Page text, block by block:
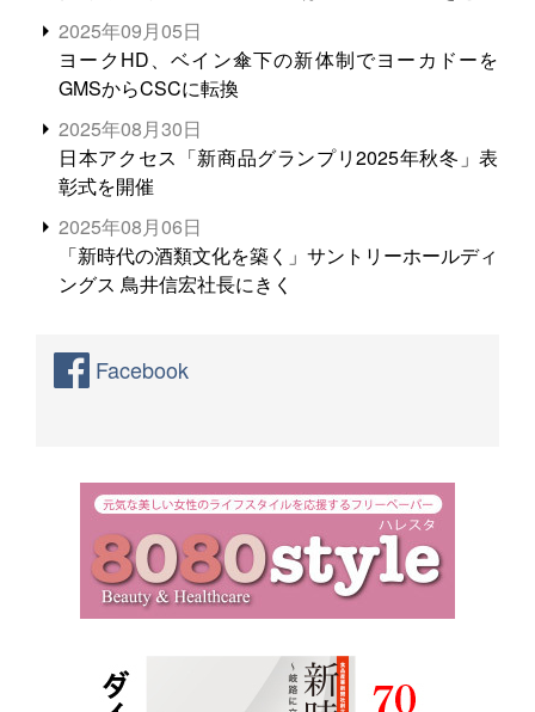
る。米増産に向けて、米輸出需要の拡大を」
2025年09月05日
ヨークHD、ベイン傘下の新体制でヨーカドーを
GMSからCSCに転換
2025年08月30日
日本アクセス「新商品グランプリ2025年秋冬」表
彰式を開催
2025年08月06日
「新時代の酒類文化を築く」サントリーホールディ
ングス 鳥井信宏社長にきく
Facebook